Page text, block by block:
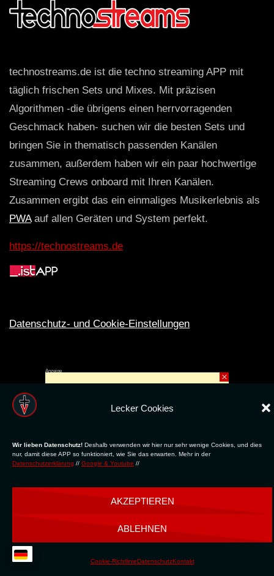
Lecker Cookies
Wir lieben Datenschutz! Deshalb verwenden wir hier nur sehr wenige Cookies, und dies
nur, damit diese APP so funktioniert, wie Sie das erwarten. Mehr in der
Datenschutzerklärung // Google & Youtube //
AKZEPTIEREN
ABLEHNEN
Cookie-RichtlinieDatenschutzKontakt
technostreams.de ist die techno streaming APP mit
täglich frischen Sets und Mixes. Mit präzisen
Algorithmen -die übrigens einen herrvorragenden
Geschmack haben- suchen wir die besten Sets und
bringen Sie in thematisch passenden Kanälen
zusammen, außerdem haben wir ein paar hochwertige
Streaming Crews onboard mit Ihren Kanälen.
Zusammen ergibt das ein einmaliges Musikerlebnis als
PWAauf allen Geräten und System perfekt.
https://technostreams.de
Datenschutz- und Cookie-Einstellungen
Anzeige
×